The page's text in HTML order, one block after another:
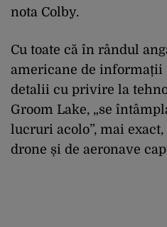
nota Colby.
Cu toate că în rândul
americane de informații
detalii cu privire la
Groom Lake, „se
lucruri acolo”, mai
drone și de aeronave